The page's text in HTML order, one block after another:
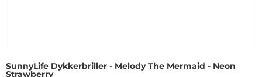
SunnyLife Dykkerbriller - Melody The Mermaid - Neon
Strawberry